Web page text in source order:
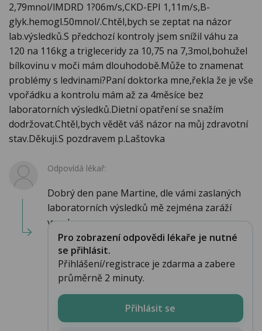
2,79mnol/lMDRD 1?06m/s,CKD-EPI 1,11m/s,B-
glyk.hemogl.50mnol/.Chtěl,bych se zeptat na názor
lab.výsledků.S předchozí kontroly jsem snížil váhu za
120 na 116kg a trigleceridy za 10,75 na 7,3mol,bohužel
bílkovinu v moči mám dlouhodobě.Může to znamenat
problémy s ledvinami?Paní doktorka mne,řekla že je vše
vpořádku a kontrolu mám až za 4měsíce bez
laboratorních výsledků.Dietní opatření se snažím
dodržovat.Chtěl,bych vědět váš názor na můj zdravotní
stav.Děkuji.S pozdravem p.Laštovka
Odpovídá lékař:
Dobrý den pane Martine, dle vámi zaslaných
laboratorních výsledků mě zejména zaráží
vysok...
Pro zobrazení odpovědi lékaře je nutné
se přihlásit.
Přihlášení/registrace je zdarma a zabere
průměrně 2 minuty.
Přihlásit se